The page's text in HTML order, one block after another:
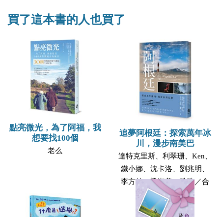
買了這本書的人也買了
點亮微光，為了阿福，我
想要找100個
老么
追夢阿根廷：探索萬年冰
川，漫步南美巴
達特克里斯、利翠珊、Ken、
鐵小娜、沈卡洛、劉兆明、
李方桂、梁淑美、珠珠／合
著